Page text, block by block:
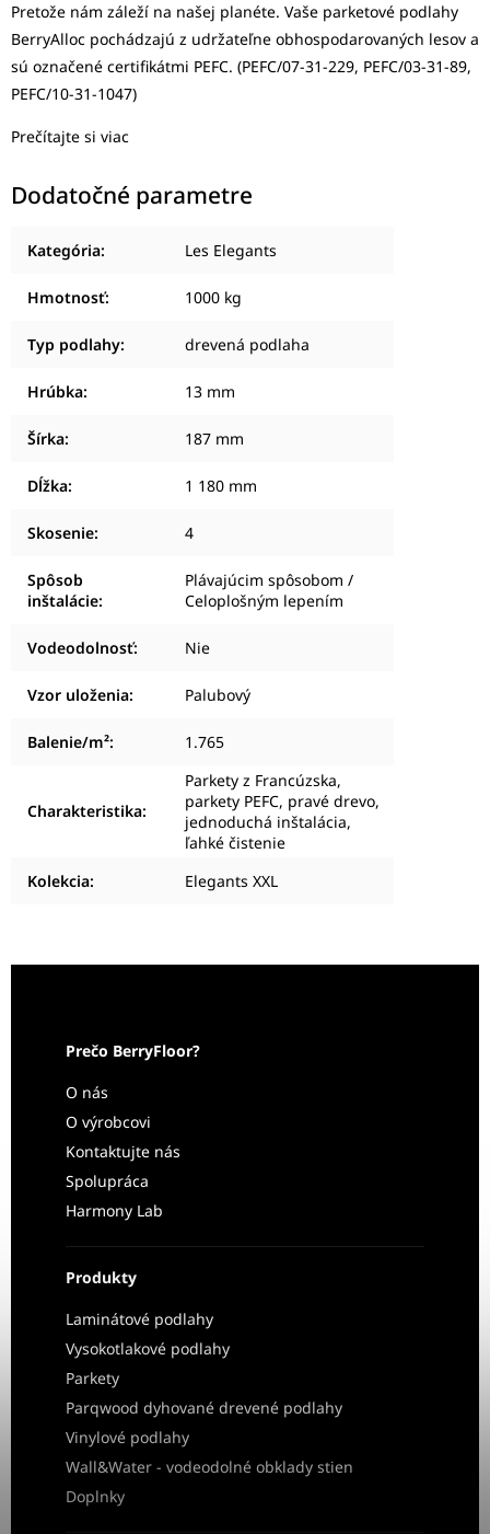
Pretože nám záleží na našej planéte. Vaše parketové podlahy
BerryAlloc pochádzajú z udržateľne obhospodarovaných lesov a
sú označené certifikátmi PEFC. (PEFC/07-31-229, PEFC/03-31-89,
PEFC/10-31-1047)
Prečítajte si viac
Dodatočné parametre
Kategória: Les Elegants
Hmotnosť: 1000 kg
Typ podlahy: drevená podlaha
Hrúbka: 13 mm
Šírka: 187 mm
Dĺžka: 1 180 mm
Skosenie: 4
Spôsob
inštalácie:
Plávajúcim spôsobom /
Celoplošným lepením
Vodeodolnosť: Nie
Vzor uloženia: Palubový
Balenie/m²: 1.765
Charakteristika:
Parkety z Francúzska,
parkety PEFC, pravé drevo,
jednoduchá inštalácia,
ľahké čistenie
Kolekcia: Elegants XXL
Prečo BerryFloor?
O nás
O výrobcovi
Kontaktujte nás
Spolupráca
Harmony Lab
Produkty
Laminátové podlahy
Vysokotlakové podlahy
Parkety
Parqwood dyhované drevené podlahy
Vinylové podlahy
Wall&Water - vodeodolné obklady stien
Doplnky